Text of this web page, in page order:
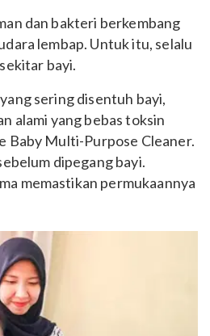
dan bakteri berkembang
lembap. Untuk itu, selalu
bayi.
sering disentuh bayi,
alami yang bebas toksin
Baby Multi-Purpose Cleaner.
dipegang bayi.
memastikan permukaannya